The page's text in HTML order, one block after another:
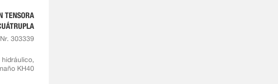
TENSORA
Nr. 303339
hidráulico,
KH40